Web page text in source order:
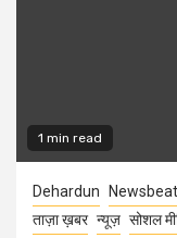
1 min read
Dehardun Newsbeat
ताज़ा ख़बर न्यूज़ सोशल